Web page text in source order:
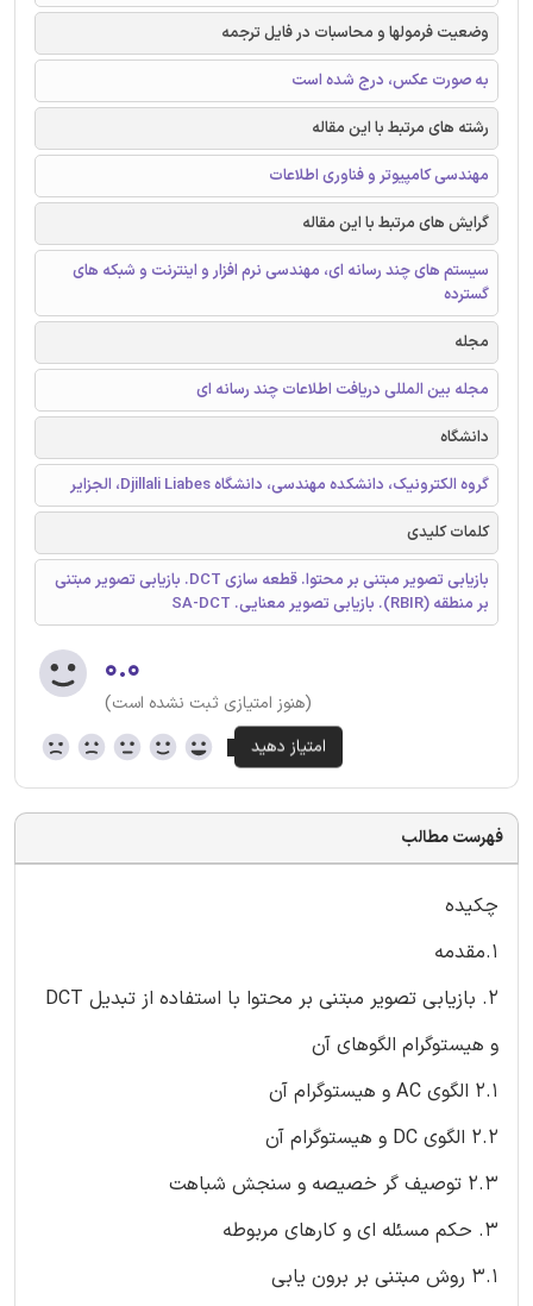
وضعیت فرمولها و محاسبات در فایل ترجمه
به صورت عکس، درج شده است
رشته های مرتبط با این مقاله
مهندسی کامپیوتر و فناوری اطلاعات
گرایش های مرتبط با این مقاله
سیستم های چند رسانه ای، مهندسی نرم افزار و اینترنت و شبکه های
گسترده
مجله
مجله بین المللی دریافت اطلاعات چند رسانه ای
دانشگاه
گروه الکترونیک، دانشکده مهندسی، دانشگاه Djillali Liabes، الجزایر
کلمات کلیدی
بازیابی تصویر مبتنی بر محتوا. قطعه سازی DCT. بازیابی تصویر مبتنی
بر منطقه (RBIR). بازیابی تصویر معنایی. SA-DCT
۰.۰
(هنوز امتیازی ثبت نشده است)
فهرست مطالب
چکیده
1.مقدمه
2. بازیابی تصویر مبتنی بر محتوا با استفاده از تبدیل DCT
و هیستوگرام الگوهای آن
2.1 الگوی AC و هیستوگرام آن
2.2 الگوی DC و هیستوگرام آن
2.3 توصیف گر خصیصه و سنجش شباهت
3. حکم مسئله ای و کارهای مربوطه
3.1 روش مبتنی بر برون یابی